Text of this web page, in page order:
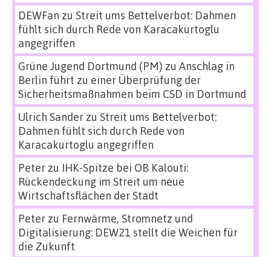
DEWFan zu Streit ums Bettelverbot: Dahmen
fühlt sich durch Rede von Karacakurtoglu
angegriffen
Grüne Jugend Dortmund (PM) zu Anschlag in
Berlin führt zu einer Überprüfung der
Sicherheitsmaßnahmen beim CSD in Dortmund
Ulrich Sanderzu Streit ums Bettelverbot:
Dahmen fühlt sich durch Rede von
Karacakurtoglu angegriffen
Peterzu IHK-Spitze bei OB Kalouti:
Rückendeckung im Streit um neue
Wirtschaftsflächen der Stadt
Peterzu Fernwärme, Stromnetz und
Digitalisierung: DEW21 stellt die Weichen für
die Zukunft